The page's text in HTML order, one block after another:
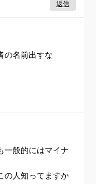
返信
の名前出すな
一般的にはマイナ
の人知ってますか